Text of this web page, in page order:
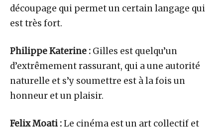
découpage qui permet un certain langage qui
est très fort.
Philippe Katerine : Gilles est quelqu’un
d’extrêmement rassurant, qui a une autorité
naturelle et s’y soumettre est à la fois un
honneur et un plaisir.
Felix Moati :Le cinéma est un art collectif et